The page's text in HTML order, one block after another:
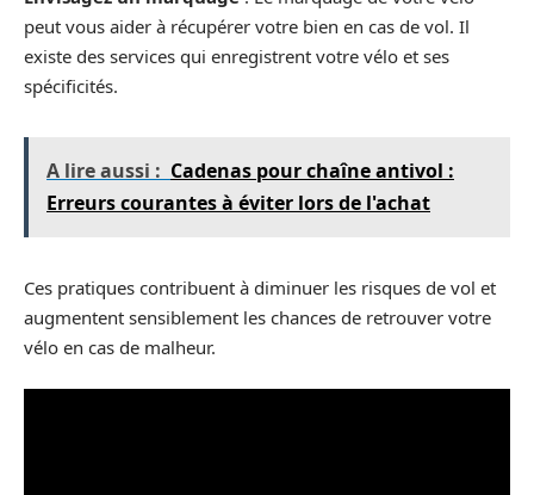
peut vous aider à récupérer votre bien en cas de vol. Il
existe des services qui enregistrent votre vélo et ses
spécificités.
A lire aussi : Cadenas pour chaîne antivol :
Erreurs courantes à éviter lors de l'achat
Ces pratiques contribuent à diminuer les risques de vol et
augmentent sensiblement les chances de retrouver votre
vélo en cas de malheur.